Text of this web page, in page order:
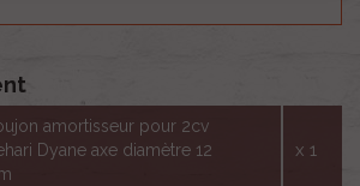
amortisseur pour 2cv
Dyane axe diamètre 12
x 1